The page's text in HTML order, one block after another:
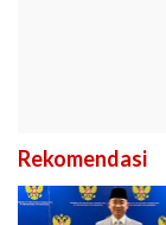
Rekomendasi